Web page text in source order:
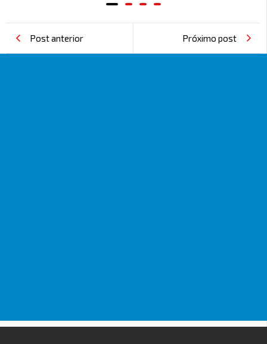
Post anterior Próximo post